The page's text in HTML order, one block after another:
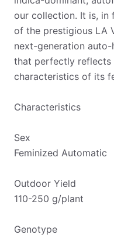
our collection. It is, in
of the prestigious LA
next-generation
that perfectly reflects
characteristics of its
Characteristics
Sex
Feminized Automatic
Outdoor Yield
110-250 g/plant
Genotype